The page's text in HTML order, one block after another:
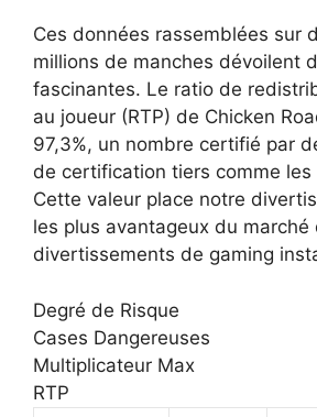
Ces données rassemblées sur
millions de manches dévoilent
fascinantes. Le ratio de
au joueur (RTP) de Chicken
97,3%, un nombre certifié par
de certification tiers comme les
Cette valeur place notre
les plus avantageux du marché
divertissements de gaming
Degré de Risque
Cases Dangereuses
Multiplicateur Max
RTP